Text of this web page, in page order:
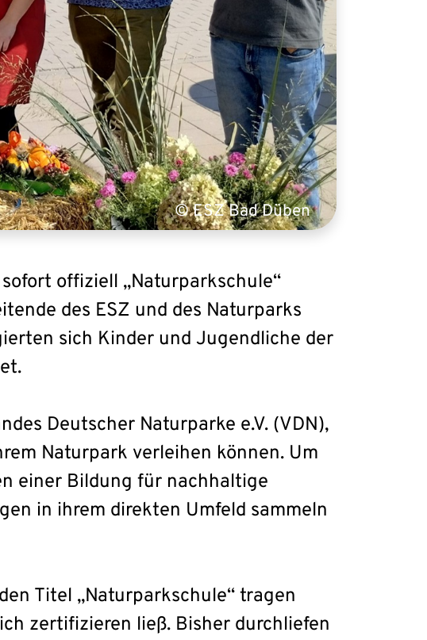
© ESZ Bad Düben
offiziell „Naturparkschule“
des ESZ und des Naturparks
sich Kinder und Jugendliche der
Deutscher Naturparke e.V. (VDN),
Naturpark verleihen können. Um
einer Bildung für nachhaltige
in ihrem direkten Umfeld sammeln
Titel „Naturparkschule“ tragen
zertifizieren ließ. Bisher durchliefen